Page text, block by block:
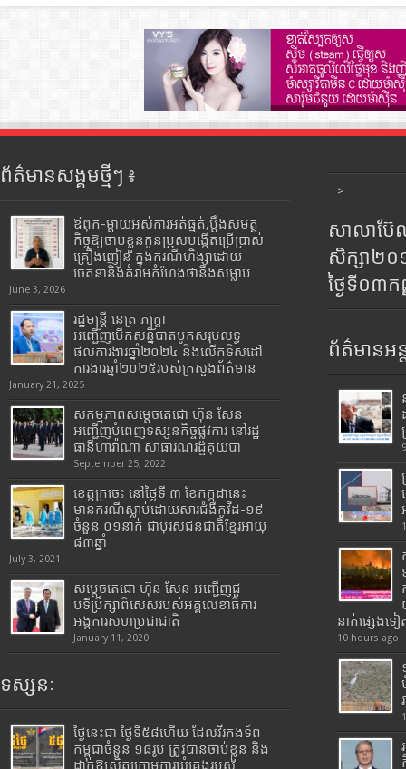
ព័ត៌មានសង្គមថ្មីៗ ៖
ឪពុក-ម្ដាយអស់ការអត់ធ្មត់,ប្ដឹងសមត្ថ
កិច្ចឱ្យចាប់ខ្លួនកូនប្រុសបង្កើតប្រើប្រាស់
គ្រឿងញៀន ក្នុងករណីហិង្សាដោយ
ចេតនានិងគំរាមកំហែងថានឹងសម្លាប់
June 3, 2026
រដ្ឋមន្រ្តី​ នេត្រ​ ភក្ត្រា​
អញ្ជើញបើកសន្និបាតបូកសរុបលទ្ធ
ផលការងារឆ្នាំ២០២៤ និងលើកទិសដៅ
ការងារឆ្នាំ២០២៥របស់​ក្រសួង​ព័ត៌មាន​
January 21, 2025
សកម្មភាពសម្តេចតេជោ ហ៊ុន សែន
អញ្ជើញបំពេញទស្សនកិច្ចផ្លូវការ នៅរដ្ឋ
ធានីហាវ៉ាណា សាធារណរដ្ឋគុយបា
September 25, 2022
ខេត្តក្រចេះ នៅថ្ងៃទី ៣ ខែកក្កដានេះ
មានករណីស្លាប់ដោយសារជំងឺកូវីដ-១៩
ចំនួន ០១នាក់ ជាបុរសជនជាតិខ្មែរអាយុ
៨៣ឆ្នាំ
July 3, 2021
សម្តេចតេជោ ហ៊ុន សែន អញ្ជើញជួ
បទីប្រឹក្សាពិសេសរបស់អគ្គលេខាធិការ
អង្គការសហប្រជាជាតិ
January 11, 2020
ទស្សនៈ
ថ្ងៃនេះជា ថ្ងៃទី៥៨ហើយ ដែលវីរកងទ័ព
កម្ពុជាចំនួន ១៨រូប ត្រូវបានចាប់ខ្លួន និង
ដាក់ឱ្យស្ថិតក្រោមការឃុំគ្រងរបស់
>
សាលាប៊ែ
សិក្សា២
ថ្ងៃទី០៣
ព័ត៌មានអន្
នាក់ផ្សេងទ
10 hours ago